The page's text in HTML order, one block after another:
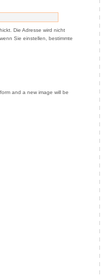
Die Adresse wird nicht
Sie einstellen, bestimmte
and a new image will be